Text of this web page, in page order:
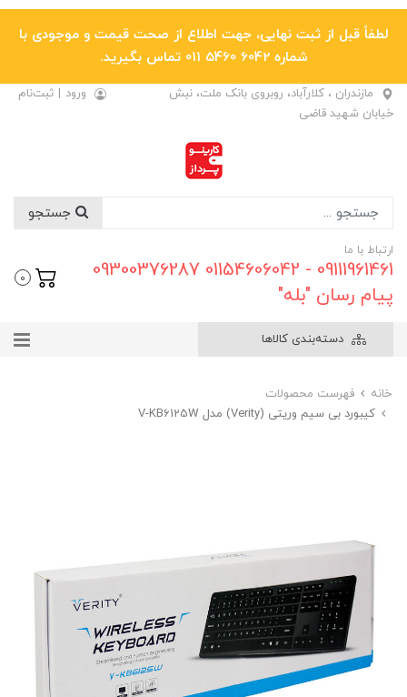
لطفاً قبل از ثبت نهایی، جهت اطلاع از صحت قیمت و موجودی با
شماره 6042 5460 011 تماس بگیرید.
مازندران ، کلارآباد، روبروی بانک ملت، نبش
خیابان شهید قاضی
ورود | ثبت‌نام
ارتباط با ما
09111961461 - 01154606042 09300376287
پیام رسان "بله"
0
دسته‌بندی کالاها
خانه
فهرست محصولات
کیبورد بی سیم وریتی (Verity) مدل V-KB6125W